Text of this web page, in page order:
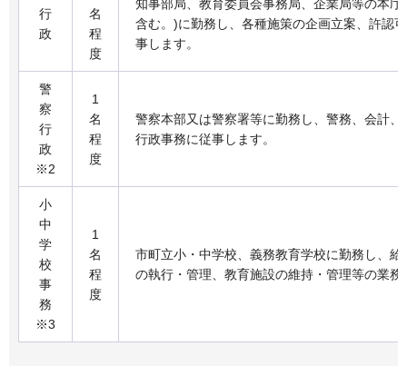
行
政
名
程
度
知事部局、教育委員会事務局、企業局等の本
含む。)に勤務し、各種施策の企画立案、許認
事します。
警
察
行
政
※2
1
名
程
度
警察本部又は警察署等に勤務し、警務、会計
行政事務に従事します。
小
中
学
校
事
務
※3
1
名
程
度
市町立小・中学校、義務教育学校に勤務し、
の執行・管理、教育施設の維持・管理等の業務